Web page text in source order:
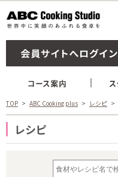
TOP ABC Cooking plus レシピ
レシピ